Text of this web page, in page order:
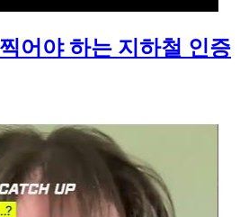
어야 하는 지하철 인증